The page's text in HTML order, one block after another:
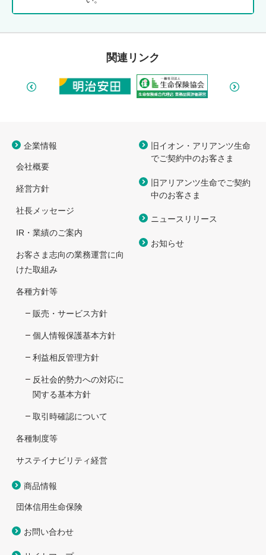
関連リンク
企業情報
会社概要
経営方針
社長メッセージ
IR・業績のご案内
お客さま志向の業務運営に向
けた取組み
各種方針等
販売・サービス方針
個人情報保護基本方針
利益相反管理方針
反社会的勢力への対応に
関する基本方針
取引時確認について
各種制度等
サステイナビリティ経営
商品情報
団体信用生命保険
旧イオン・アリアンツ生命
でご契約中のお客さま
旧アリアンツ生命でご契約
中のお客さま
ニュースリリース
お知らせ
お問い合わせ